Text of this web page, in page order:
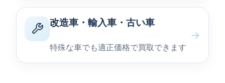
改造車・輸入車・古い車
特殊な車でも適正価格で買取できます
→